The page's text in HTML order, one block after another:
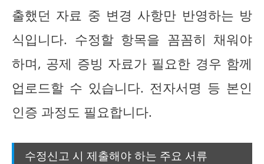
출했던 자료 중 변경 사항만 반영하는 방
식입니다. 수정할 항목을 꼼꼼히 채워야
하며, 공제 증빙 자료가 필요한 경우 함께
업로드할 수 있습니다. 전자서명 등 본인
인증 과정도 필요합니다.
수정신고 시 제출해야 하는 주요 서류